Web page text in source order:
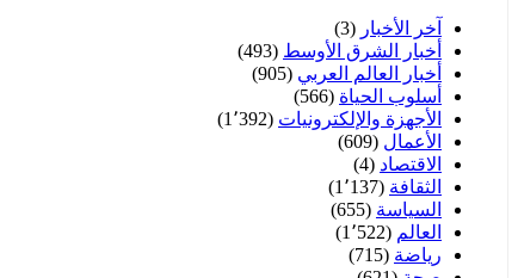
آخر الأخبار (3)
أخبار الشرق الأوسط (493)
أخبار العالم العربي (905)
أسلوب الحياة (566)
الأجهزة والإلكترونيات (1٬392)
الأعمال (609)
الاقتصاد (4)
الثقافة (1٬137)
السياسة (655)
العالم (1٬522)
رياضة (715)